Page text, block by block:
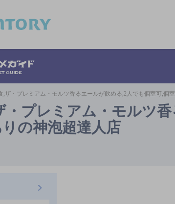
,ザ・プレミアム・モルツ香るエールが飲める,2人でも個室可,個
・プレミアム・モルツ
の神泡超達人店